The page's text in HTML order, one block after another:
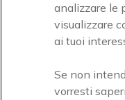
analizzare le
visualizzare
ai tuoi
Se non
vorresti